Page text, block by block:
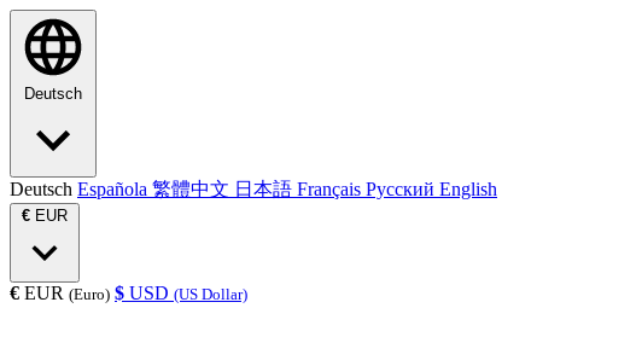
Deutsch
Deutsch Española 繁體中文 日本語 Français Русский English
€ EUR
€ EUR (Euro) $ USD (US Dollar)